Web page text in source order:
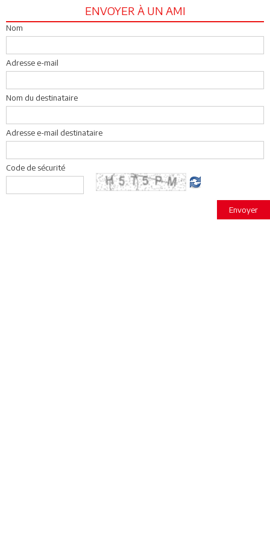
ENVOYER À UN AMI
Nom
Adresse e-mail
Nom du destinataire
Adresse e-mail destinataire
Code de sécurité
Envoyer